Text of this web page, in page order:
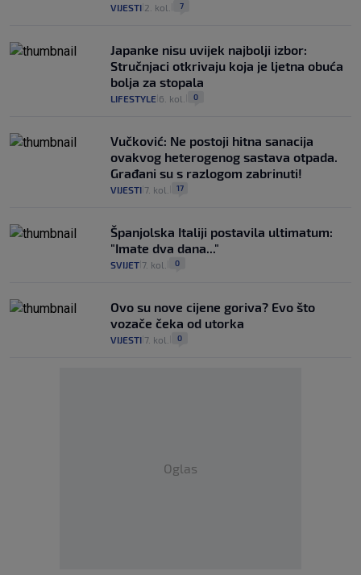
VIJESTI 2. kol. 7
Japanke nisu uvijek najbolji izbor:
Stručnjaci otkrivaju koja je ljetna obuća
bolja za stopala
LIFESTYLE 6. kol. 0
Vučković: Ne postoji hitna sanacija
ovakvog heterogenog sastava otpada.
Građani su s razlogom zabrinuti!
VIJESTI 7. kol. 17
Španjolska Italiji postavila ultimatum:
"Imate dva dana..."
SVIJET 7. kol. 0
Ovo su nove cijene goriva? Evo što
vozače čeka od utorka
VIJESTI 7. kol. 0
Oglas